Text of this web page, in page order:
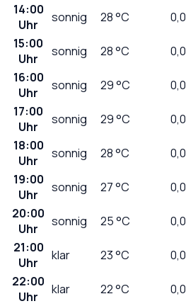
14:00
Uhr
sonnig 28°C 0,0
15:00
Uhr
sonnig 28°C 0,0
16:00
Uhr
sonnig 29°C 0,0
17:00
Uhr
sonnig 29°C 0,0
18:00
Uhr
sonnig 28°C 0,0
19:00
Uhr
sonnig 27°C 0,0
20:00
Uhr
sonnig 25°C 0,0
21:00
Uhr
klar 23°C 0,0
22:00
Uhr
klar 22°C 0,0